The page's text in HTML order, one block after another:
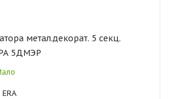
метал.декорат. 5 секц.
5ДМЭР
ERA